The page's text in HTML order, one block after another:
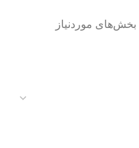
بخش‌های موردنیاز